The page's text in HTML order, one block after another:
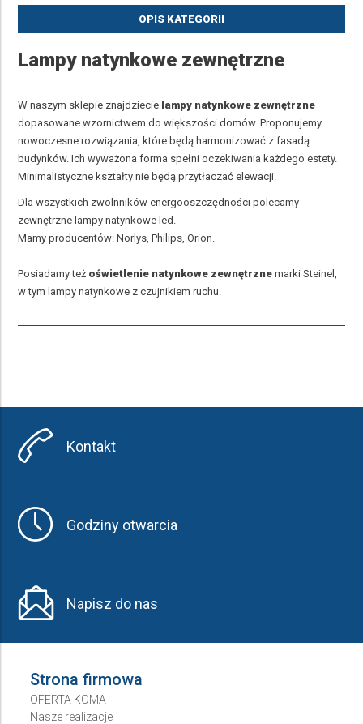
OPIS KATEGORII
Lampy natynkowe zewnętrzne
W naszym sklepie znajdziecie lampy natynkowe zewnętrzne
dopasowane wzornictwem do większości domów. Proponujemy
nowoczesne rozwiązania, które będą harmonizować z fasadą
budynków. Ich wyważona forma spełni oczekiwania każdego estety.
Minimalistyczne kształty nie będą przytłaczać elewacji.
Dla wszystkich zwolnników energooszczędności polecamy
zewnętrzne lampy natynkowe led.
Mamy producentów: Norlys, Philips, Orion.
Posiadamy też oświetlenie natynkowe zewnętrzne marki Steinel,
w tym lampy natynkowe z czujnikiem ruchu.
Kontakt
Godziny otwarcia
Napisz do nas
Strona firmowa
OFERTA KOMA
Nasze realizacje